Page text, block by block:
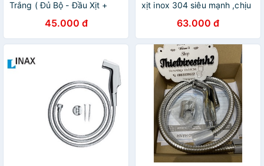
Trắng ( Đủ Bộ - Đầu Xịt +
45.000 đ
xịt inox 304 siêu mạnh ,chịu
63.000 đ